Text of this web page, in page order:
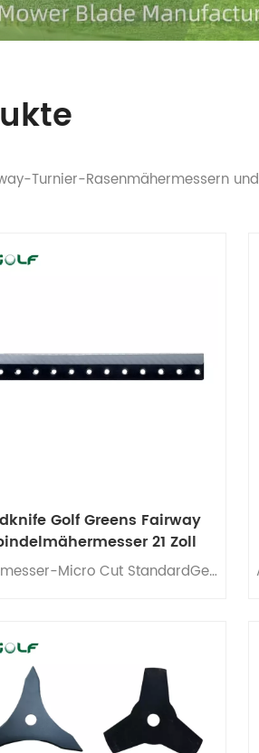
Turnier-Rasenmähermessern und
Golf Greens Fairway
21 Zoll
ersetzt 93-4262
Untermesser-Micro Cut StandardGeeignet für verschiedene Arten von Golf-Greens, Fairway-Turnier-Rasenmäher-Untermesser.